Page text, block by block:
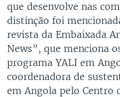
que desenvolve nas
distinção foi
revista da Embaixada
News”, que menciona
programa YALI em
coordenadora de
em Angola pelo Centro